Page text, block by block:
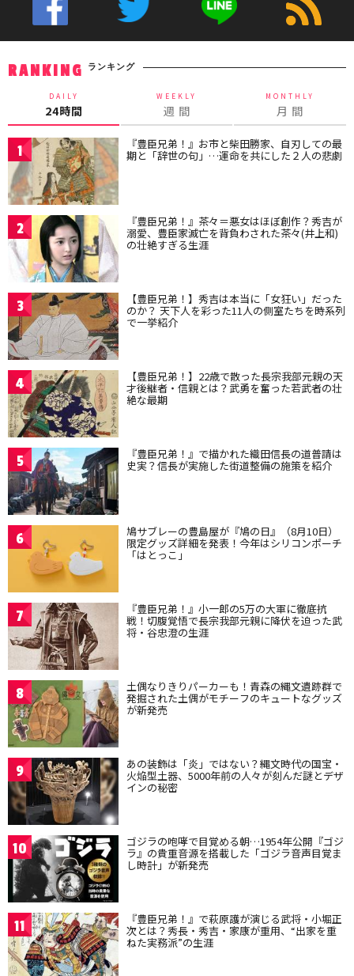
RANKING ランキング
DAILY
24時間
WEEKLY
週 間
MONTHLY
月 間
1 『豊臣兄弟！』お市と柴田勝家、自刃しての最
期と「辞世の句」…運命を共にした２人の悲劇
2 『豊臣兄弟！』茶々＝悪女はほぼ創作？秀吉が
溺愛、豊臣家滅亡を背負わされた茶々(井上和)
の壮絶すぎる生涯
3 【豊臣兄弟！】秀吉は本当に「女狂い」だった
のか？ 天下人を彩った11人の側室たちを時系列
で一挙紹介
4 【豊臣兄弟！】22歳で散った長宗我部元親の天
才後継者・信親とは？武勇を奮った若武者の壮
絶な最期
5 『豊臣兄弟！』で描かれた織田信長の道普請は
史実？信長が実施した街道整備の施策を紹介
6 鳩サブレーの豊島屋が『鳩の日』（8月10日）
限定グッズ詳細を発表！今年はシリコンポーチ
「はとっこ」
7 『豊臣兄弟！』小一郎の5万の大軍に徹底抗
戦！切腹覚悟で長宗我部元親に降伏を迫った武
将・谷忠澄の生涯
8 土偶なりきりパーカーも！青森の縄文遺跡群で
発掘された土偶がモチーフのキュートなグッズ
が新発売
9 あの装飾は「炎」ではない？縄文時代の国宝・
火焔型土器、5000年前の人々が刻んだ謎とデザ
インの秘密
10 ゴジラの咆哮で目覚める朝…1954年公開『ゴジ
ラ』の貴重音源を搭載した「ゴジラ音声目覚ま
し時計」が新発売
11 『豊臣兄弟！』で萩原護が演じる武将・小堀正
次とは？秀長・秀吉・家康が重用、“出家を重
ねた実務派”の生涯